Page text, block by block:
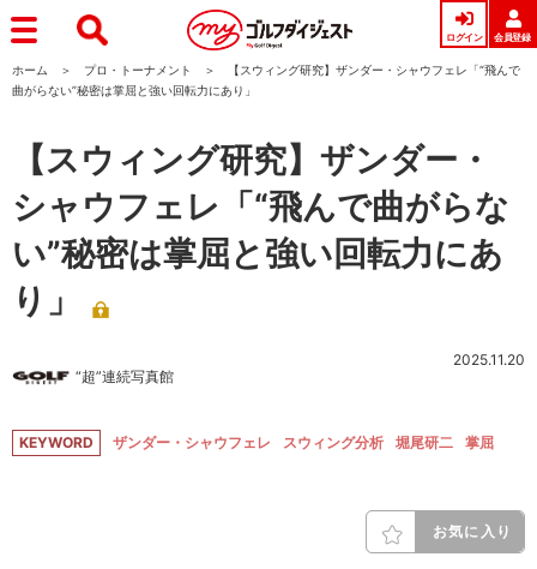
ログイン 会員登録
ホーム プロ・トーナメント
【スウィング研究】ザンダー・シャウフェレ「“飛んで
曲がらない”秘密は掌屈と強い回転力にあり」
【スウィング研究】ザンダー・
シャウフェレ「“飛んで曲がらな
い”秘密は掌屈と強い回転力にあ
り」
“超”連続写真館
2025.11.20
KEYWORD ザンダー・シャウフェレ スウィング分析 堀尾研二 掌屈
お気に入り